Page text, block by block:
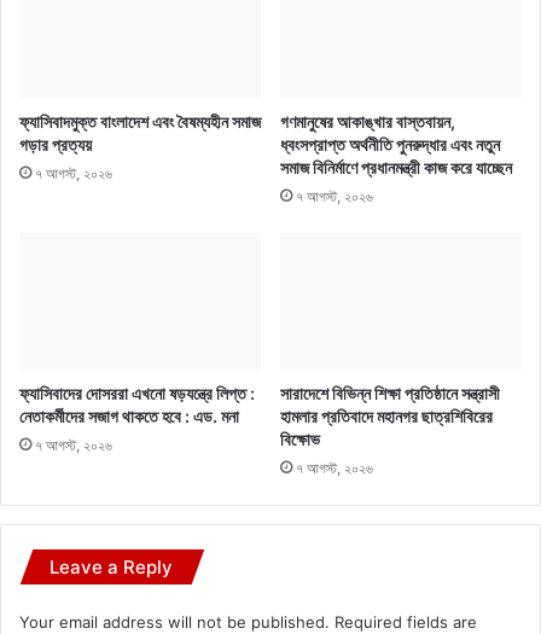
ফ্যাসিবাদমুক্ত বাংলাদেশ এবং বৈষম্যহীন সমাজ
গড়ার প্রত্যয়
৭ আগস্ট, ২০২৬
গণমানুষের আকাঙ্খার বাস্তবায়ন,
ধ্বংসপ্রাপ্ত অর্থনীতি পুনরুদ্ধার এবং নতুন
সমাজ বিনির্মাণে প্রধানমন্ত্রী কাজ করে যাচ্ছেন
৭ আগস্ট, ২০২৬
ফ্যাসিবাদের দোসররা এখনো ষড়যন্ত্রে লিপ্ত :
নেতাকর্মীদের সজাগ থাকতে হবে : এড. মনা
৭ আগস্ট, ২০২৬
সারাদেশে বিভিন্ন শিক্ষা প্রতিষ্ঠানে সন্ত্রাসী
হামলার প্রতিবাদে মহানগর ছাত্রশিবিরের
বিক্ষোভ
৭ আগস্ট, ২০২৬
Leave a Reply
Your email address will not be published. Required fields are